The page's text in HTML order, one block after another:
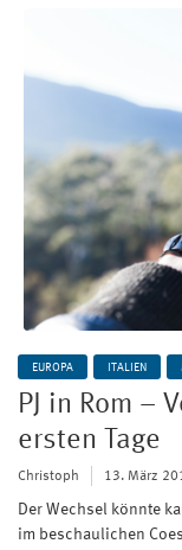
EUROPA ITALIEN
PJ in Rom –
ersten Tage
Christoph 13. März
Der Wechsel könnte
im beschaulichen